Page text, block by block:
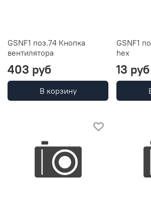
GSNF1 поз.74 Кнопка
вентилятора
403 руб
В корзину
GSNF1
hex
13 руб